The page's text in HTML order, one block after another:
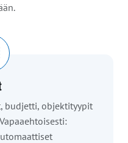
budjetti, objektityypit